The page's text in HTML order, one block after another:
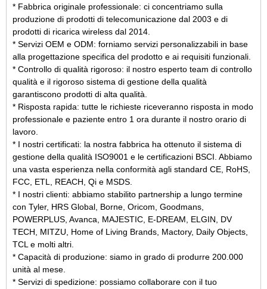
* Fabbrica originale professionale: ci concentriamo sulla
produzione di prodotti di telecomunicazione dal 2003 e di
prodotti di ricarica wireless dal 2014.
* Servizi OEM e ODM: forniamo servizi personalizzabili in base
alla progettazione specifica del prodotto e ai requisiti funzionali.
* Controllo di qualità rigoroso: il nostro esperto team di controllo
qualità e il rigoroso sistema di gestione della qualità
garantiscono prodotti di alta qualità.
* Risposta rapida: tutte le richieste riceveranno risposta in modo
professionale e paziente entro 1 ora durante il nostro orario di
lavoro.
* I nostri certificati: la nostra fabbrica ha ottenuto il sistema di
gestione della qualità ISO9001 e le certificazioni BSCI. Abbiamo
una vasta esperienza nella conformità agli standard CE, RoHS,
FCC, ETL, REACH, Qi e MSDS.
* I nostri clienti: abbiamo stabilito partnership a lungo termine
con Tyler, HRS Global, Borne, Oricom, Goodmans,
POWERPLUS, Avanca, MAJESTIC, E-DREAM, ELGIN, DV
TECH, MITZU, Home of Living Brands, Mactory, Daily Objects,
TCL e molti altri.
* Capacità di produzione: siamo in grado di produrre 200.000
unità al mese.
* Servizi di spedizione: possiamo collaborare con il tuo